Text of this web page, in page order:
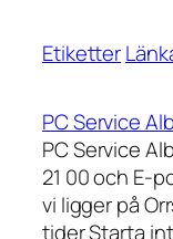
Etiketter
PC Service
PC Service
21 00 och E-
vi ligger på
tider Starta